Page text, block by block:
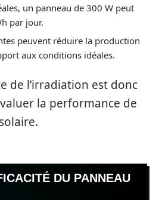
un panneau de 300 W peut
par jour.
peuvent réduire la production
aux conditions idéales.
de l’irradiation est donc
la performance de
DU PANNEAU